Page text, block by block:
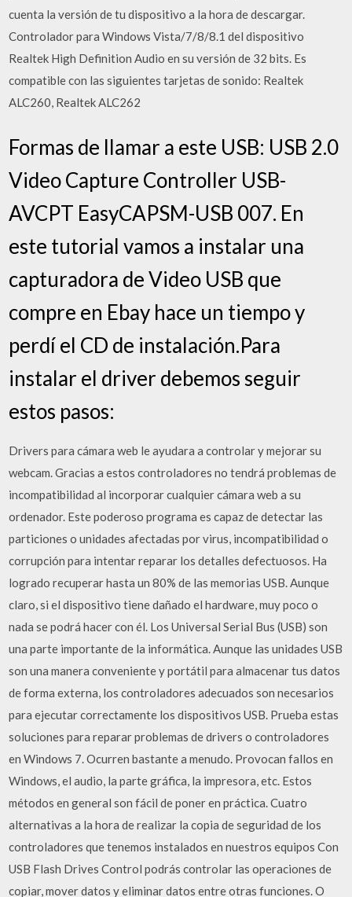
cuenta la versión de tu dispositivo a la hora de descargar.
Controlador para Windows Vista/7/8/8.1 del dispositivo
Realtek High Definition Audio en su versión de 32 bits. Es
compatible con las siguientes tarjetas de sonido: Realtek
ALC260, Realtek ALC262
Formas de llamar a este USB: USB 2.0
Video Capture Controller USB-
AVCPT EasyCAPSM-USB 007. En
este tutorial vamos a instalar una
capturadora de Video USB que
compre en Ebay hace un tiempo y
perdí el CD de instalación.Para
instalar el driver debemos seguir
estos pasos:
Drivers para cámara web le ayudara a controlar y mejorar su
webcam. Gracias a estos controladores no tendrá problemas de
incompatibilidad al incorporar cualquier cámara web a su
ordenador. Este poderoso programa es capaz de detectar las
particiones o unidades afectadas por virus, incompatibilidad o
corrupción para intentar reparar los detalles defectuosos. Ha
logrado recuperar hasta un 80% de las memorias USB. Aunque
claro, si el dispositivo tiene dañado el hardware, muy poco o
nada se podrá hacer con él. Los Universal Serial Bus (USB) son
una parte importante de la informática. Aunque las unidades USB
son una manera conveniente y portátil para almacenar tus datos
de forma externa, los controladores adecuados son necesarios
para ejecutar correctamente los dispositivos USB. Prueba estas
soluciones para reparar problemas de drivers o controladores
en Windows 7. Ocurren bastante a menudo. Provocan fallos en
Windows, el audio, la parte gráfica, la impresora, etc. Estos
métodos en general son fácil de poner en práctica. Cuatro
alternativas a la hora de realizar la copia de seguridad de los
controladores que tenemos instalados en nuestros equipos Con
USB Flash Drives Control podrás controlar las operaciones de
copiar, mover datos y eliminar datos entre otras funciones. O